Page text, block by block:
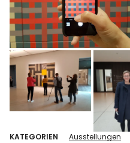
KATEGORIEN Ausstellungen